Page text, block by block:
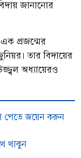
জানানোর
এক প্রজন্মের
তার বিদায়ের
অধ্যায়েরও
পেতে জয়েন করুন
থাকুন